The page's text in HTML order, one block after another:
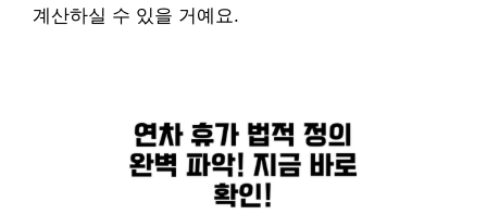
계산하실 수 있을 거예요.